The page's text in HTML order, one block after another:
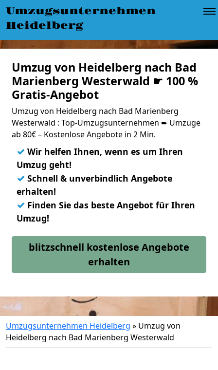
Umzugsunternehmen
Heidelberg
Umzug von Heidelberg nach Bad
Marienberg Westerwald ☛ 100 %
Gratis-Angebot
Umzug von Heidelberg nach Bad Marienberg
Westerwald : Top-Umzugsunternehmen ➨ Umzüge
ab 80€ – Kostenlose Angebote in 2 Min.
✓ Wir helfen Ihnen, wenn es um Ihren
Umzug geht!
✓ Schnell & unverbindlich Angebote
erhalten!
✓ Finden Sie das beste Angebot für Ihren
Umzug!
blitzschnell kostenlose Angebote
erhalten
Umzugsunternehmen Heidelberg » Umzug von
Heidelberg nach Bad Marienberg Westerwald